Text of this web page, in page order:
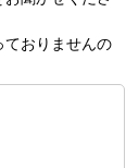
おりませんの